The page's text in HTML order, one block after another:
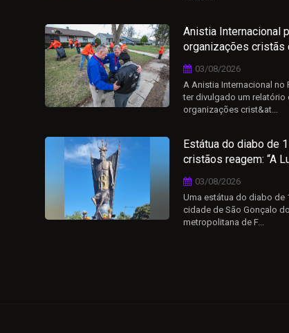
Anistia Internacional
organizações cristãs
03/08/2026
A Anistia Internacional
ter divulgado um relatório
organizações crist&at...
Estátua do diabo de
cristãos reagem: “A
03/08/2026
Uma estátua do diabo de
cidade de São Gonçalo
metropolitana de F...